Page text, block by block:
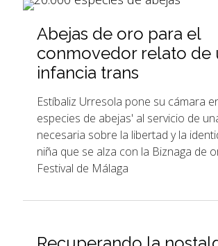
Abejas de oro para el
conmovedor relato de
infancia trans
Estíbaliz Urresola pone su cámara
especies de abejas' al servicio de
necesaria sobre la libertad y la
niña que se alza con la Biznaga de
Festival de Málaga